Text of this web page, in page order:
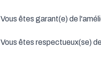
Vous êtes garant(e) de
Vous êtes respectueux(se)